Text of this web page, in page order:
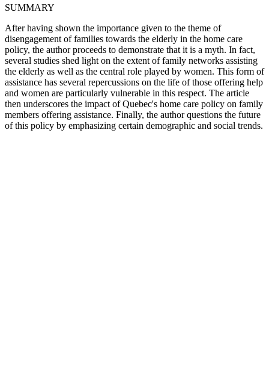
SUMMARY
After having shown the importance given to the theme of
disengagement of families towards the elderly in the home care
policy, the author proceeds to demonstrate that it is a myth. In fact,
several studies shed light on the extent of family networks assisting
the elderly as well as the central role played by women. This form of
assistance has several repercussions on the life of those offering help
and women are particularly vulnerable in this respect. The article
then underscores the impact of Quebec's home care policy on family
members offering assistance. Finally, the author questions the future
of this policy by emphasizing certain demographic and social trends.